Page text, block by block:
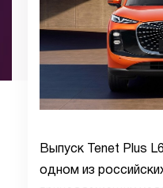
Выпуск Tenet Plus
одном из